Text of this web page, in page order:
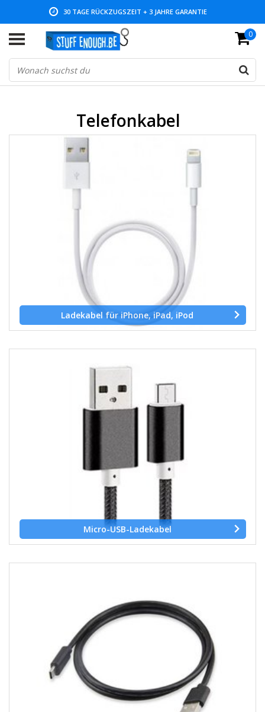
30 TAGE RÜCKZUGSZEIT + 3 JAHRE GARANTIE
NIEDRIGE PREISE UND GROSSE AUSWAHL 0
Telefonkabel
Ladekabel für iPhone, iPad, iPod
Micro-USB-Ladekabel